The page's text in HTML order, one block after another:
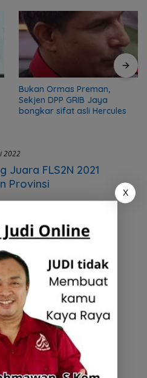
Bukan Ormas Preman,
Sekjen DPP GRIB Jaya
bongkar sifat asli Hercules
2022
Juara FLS2N 2021
Provinsi
Nasional
X